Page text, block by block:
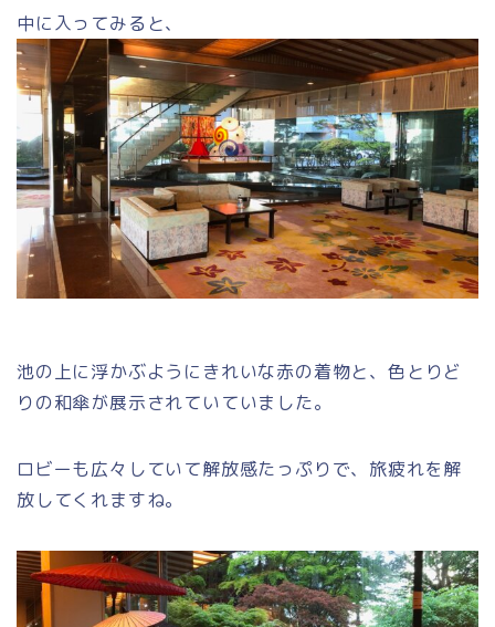
中に入ってみると、
池の上に浮かぶようにきれいな赤の着物と、色とりど
りの和傘が展示されていていました。
ロビーも広々していて解放感たっぷりで、旅疲れを解
放してくれますね。